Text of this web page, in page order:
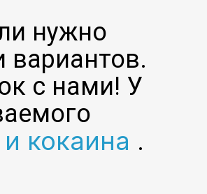
нужно
с нами! У
кокаина .